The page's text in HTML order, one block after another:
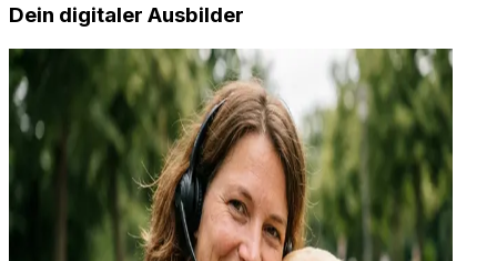
Dein digitaler Ausbilder